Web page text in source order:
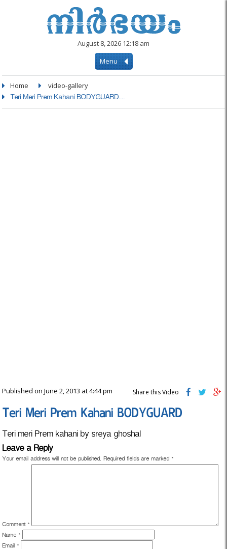
August 8, 2026 12:18 am
Menu
Home video-gallery
Teri Meri Prem Kahani BODYGUARD....
Published on June 2, 2013 at 4:44 pm Share this Video
Teri Meri Prem Kahani BODYGUARD
Teri meri Prem kahani by sreya ghoshal
Leave a Reply
Your email address will not be published. Required fields are marked *
Comment *
Name *
Email *